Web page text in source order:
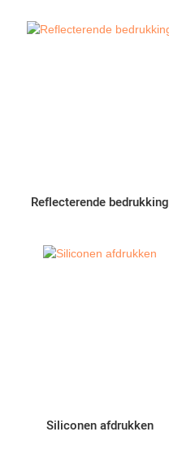
Reflecterende bedrukking
Siliconen afdrukken